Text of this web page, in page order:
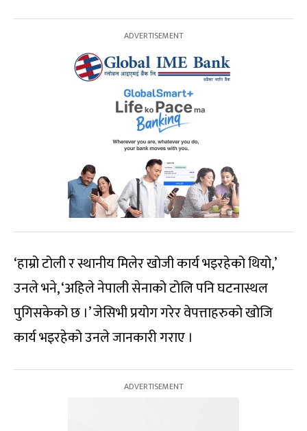
‘हाम्रो टोली र स्थानीय मिलेर खोजी कार्य भइरहेको थियो,’
उनले भने, ‘अहिले नेपाली सेनाको टोलि पनि घटनास्थल
पुगिसकेको छ ।’ जेसिभी प्रयोग गरेर वेपत्ताहरुको खोजि
कार्य भइरहेको उनले जानकारी गराए ।